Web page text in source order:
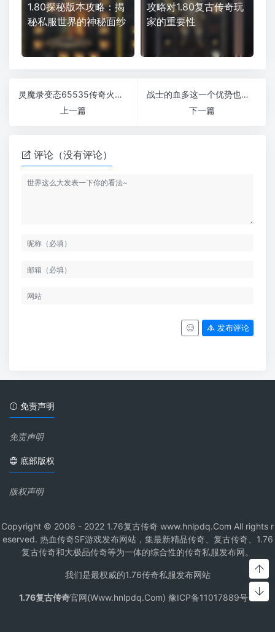
1.80探秘版本攻略：揭
秘私服世界的神秘面纱
攻略对1.80复古传奇玩
家的重要性
灵魔录变态65535传奇火爆版本
上一篇
战士的血多这一个优势也是可以避免死亡
下一篇
评论（没有评论）
发布评论
免责声明
免责声明
底部版权
版权声明
Copyright © 2006 - 2022 1.76复古传奇 www.hnlpdq.Com All rights r
eserved. 热血传奇SF游戏发布网站，集最新精品传奇、复古传奇、1.76
复古传奇和大极品传奇等为一体的综合性的传奇私服发布网。
我们是最权威的1.76传奇私服发布网站
1.76复古传奇官网(Www.hnlpdq.Com) 豫ICP备11017889号-1